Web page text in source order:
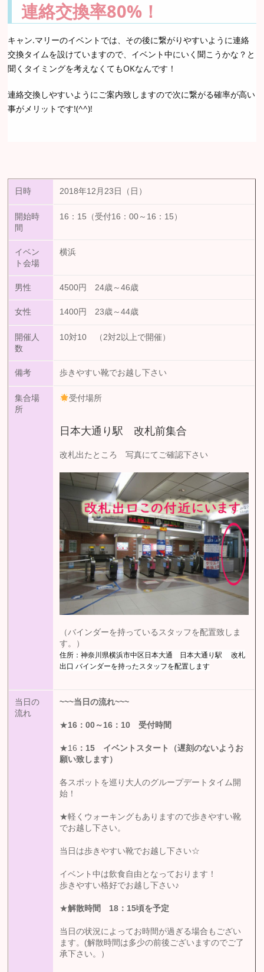
連絡交換率80%！
キャン.マリーのイベントでは、その後に繋がりやすいように連絡
交換タイムを設けていますので、イベント中にいく聞こうかな？と
聞くタイミングを考えなくてもOKなんです！
連絡交換しやすいようにご案内致しますので次に繋がる確率が高い
事がメリットです!(^^)!
日時 2018年12月23日（日）
開始時
間
16：15（受付16：00～16：15）
イベン
ト会場
横浜
男性 4500円 24歳～46歳
女性 1400円 23歳～44歳
開催人
数
10対10 （2対2以上で開催）
備考 歩きやすい靴でお越し下さい
集合場
所
受付場所
日本大通り駅 改札前集合
改札出たところ 写真にてご確認下さい
（バインダーを持っているスタッフを配置致しま
す。）
住所：神奈川県横浜市中区日本大通 日本大通り駅 改札
出口 バインダーを持ったスタッフを配置します
当日の
流れ
~~~当日の流れ~~~
★16 ：00 ～16：10 受付時間
★16 ：15 イベントスタート（遅刻のないようお
願い致します）
各スポットを巡り大人のグループデートタイム開
始！
★軽くウォーキングもありますので歩きやすい靴
でお越し下さい。
当日は歩きやすい靴でお越し下さい☆
イベント中は飲食自由となっております！
歩きやすい格好でお越し下さい♪
★解散時間 18 ：15頃を予定
当日の状況によってお時間が過ぎる場合もござい
ます。(解散時間は多少の前後ございますのでご了
承下さい。）